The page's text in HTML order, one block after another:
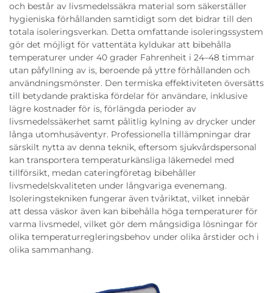
och består av livsmedelssäkra material som säkerställer
hygieniska förhållanden samtidigt som det bidrar till den
totala isoleringsverkan. Detta omfattande isoleringssystem
gör det möjligt för vattentäta kyldukar att bibehålla
temperaturer under 40 grader Fahrenheit i 24–48 timmar
utan påfyllning av is, beroende på yttre förhållanden och
användningsmönster. Den termiska effektiviteten översätts
till betydande praktiska fördelar för användare, inklusive
lägre kostnader för is, förlängda perioder av
livsmedelssäkerhet samt pålitlig kylning av drycker under
långa utomhusäventyr. Professionella tillämpningar drar
särskilt nytta av denna teknik, eftersom sjukvårdspersonal
kan transportera temperaturkänsliga läkemedel med
tillförsikt, medan cateringföretag bibehåller
livsmedelskvaliteten under långvariga evenemang.
Isoleringstekniken fungerar även tvåriktat, vilket innebär
att dessa väskor även kan bibehålla höga temperaturer för
varma livsmedel, vilket gör dem mångsidiga lösningar för
olika temperaturregleringsbehov under olika årstider och i
olika sammanhang.